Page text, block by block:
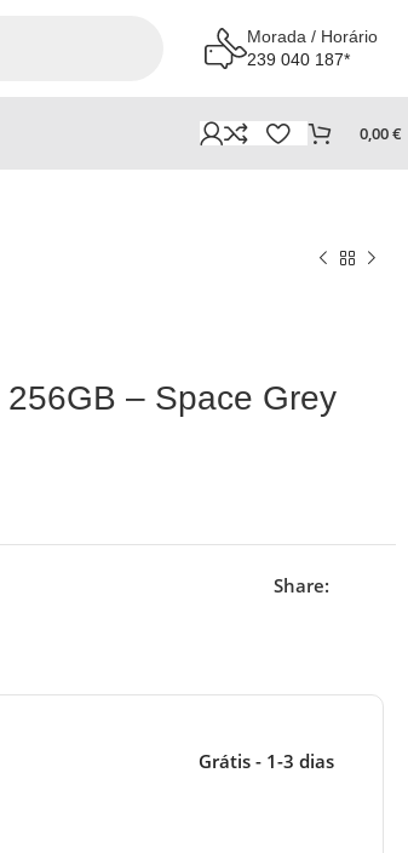
Morada / Horário
239 040 187*
0,00€
– Space Grey
Share:
Grátis - 1-3 dias